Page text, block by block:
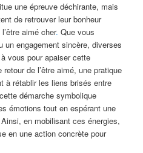
une épreuve déchirante, mais
de retrouver leur bonheur
aimé cher. Que vous
un engagement sincère, diverses
vous pour apaiser cette
de l’être aimé, une pratique
à rétablir les liens brisés entre
démarche symbolique
émotions tout en espérant une
en mobilisant ces énergies,
en une action concrète pour